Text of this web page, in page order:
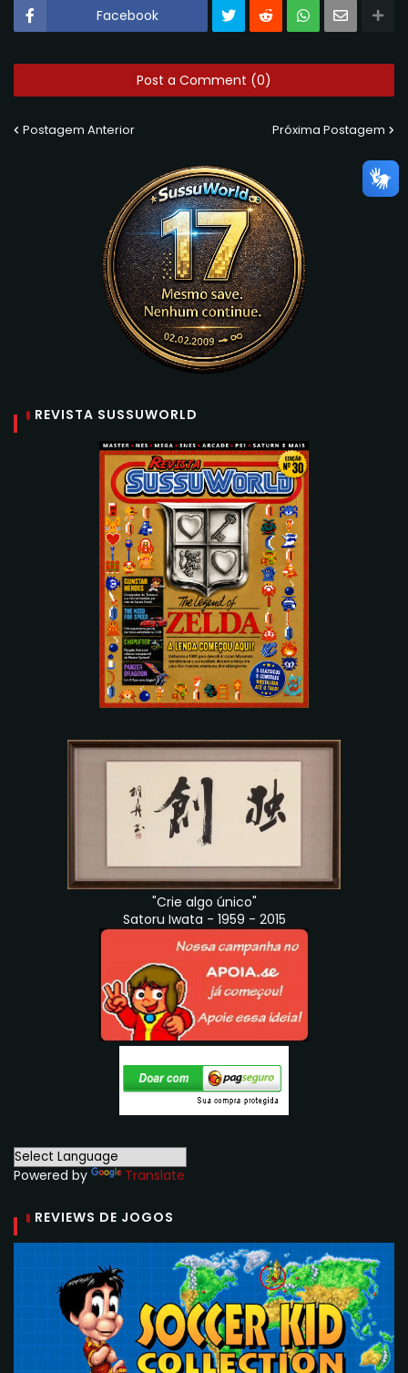
Facebook
Post a Comment (0)
Postagem Anterior Próxima Postagem
REVISTA SUSSUWORLD
"Crie algo único"
Satoru Iwata - 1959 - 2015
Powered by Translate
REVIEWS DE JOGOS